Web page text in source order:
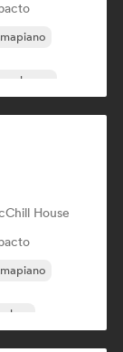
house
Chill House